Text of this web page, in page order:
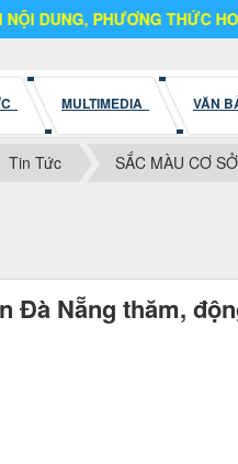
THỨC HOẠT ĐỘNG
MULTIMEDIA VĂN
Tin Tức SẮC MÀU CƠ SỞ
Đà Nẵng thăm,